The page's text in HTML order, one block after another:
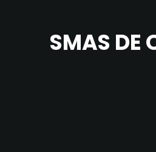
SMAS DE